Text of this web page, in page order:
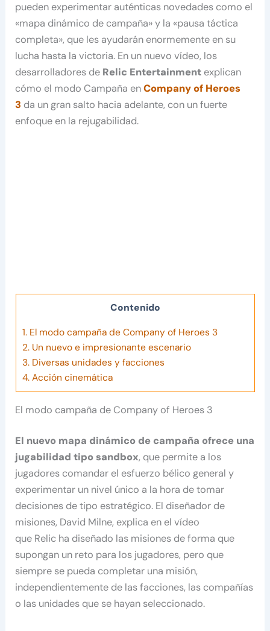
pueden experimentar auténticas novedades como el
«mapa dinámico de campaña» y la «pausa táctica
completa», que les ayudarán enormemente en su
lucha hasta la victoria. En un nuevo vídeo, los
desarrolladores de Relic Entertainment explican
cómo el modo Campaña enCompany of Heroes
3 da un gran salto hacia adelante, con un fuerte
enfoque en la rejugabilidad.
Contenido
1.El modo campaña de Company of Heroes 3
2.Un nuevo e impresionante escenario
3.Diversas unidades y facciones
4.Acción cinemática
El modo campaña de Company of Heroes 3
El nuevo mapa dinámico de campaña ofrece una
jugabilidad tipo sandbox, que permite a los
jugadores comandar el esfuerzo bélico general y
experimentar un nivel único a la hora de tomar
decisiones de tipo estratégico. El diseñador de
misiones, David Milne, explica en el vídeo
que Relic ha diseñado las misiones de forma que
supongan un reto para los jugadores, pero que
siempre se pueda completar una misión,
independientemente de las facciones, las compañías
o las unidades que se hayan seleccionado.